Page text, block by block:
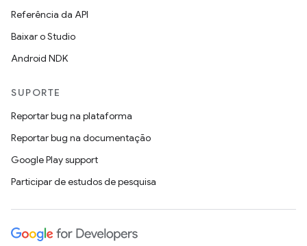
Referência da API
Baixar o Studio
Android NDK
SUPORTE
Reportar bug na plataforma
Reportar bug na documentação
Google Play support
Participar de estudos de pesquisa